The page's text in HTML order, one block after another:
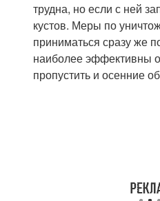
трудна, но если с ней
кустов. Меры по
приниматься сразу же
наиболее эффективны
пропустить и осенние